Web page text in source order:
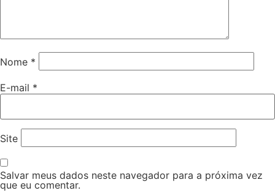
Nome *
E-mail *
Site
Salvar meus dados neste navegador para a próxima vez
que eu comentar.